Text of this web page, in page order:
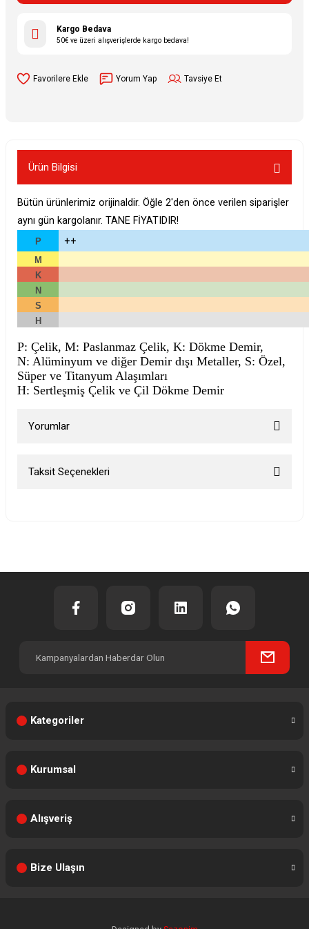
Kargo Bedava
50€ ve üzeri alışverişlerde kargo bedava!
Yorum Yap Tavsiye Et
Ürün Bilgisi
Bütün ürünlerimiz orijinaldir. Öğle 2'den önce verilen siparişler
aynı gün kargolanır. TANE FİYATIDIR!
P ++
M
K
N
S
H
P: Çelik, M: Paslanmaz Çelik, K: Dökme Demir,
N: Alüminyum ve diğer Demir dışı Metaller, S: Özel,
Süper ve Titanyum Alaşımları
H: Sertleşmiş Çelik ve Çil Dökme Demir
Yorumlar
Taksit Seçenekleri
Kategoriler
Kurumsal
Alışveriş
Bize Ulaşın